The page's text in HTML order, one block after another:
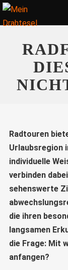
Ratgeber
Suche
Radtouren
Urlaubsregion
individuelle
verbinden
sehenswerte
die ihren
langsamen
die Frage: Mit
anfangen?